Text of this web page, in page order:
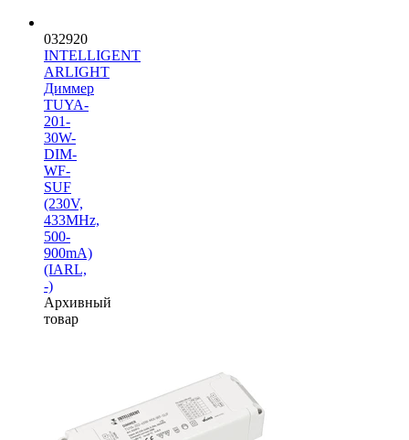
032920
INTELLIGENT
ARLIGHT
Диммер
TUYA-
201-
30W-
DIM-
WF-
SUF
(230V,
433MHz,
500-
900mA)
(IARL,
-)
Архивный
товар